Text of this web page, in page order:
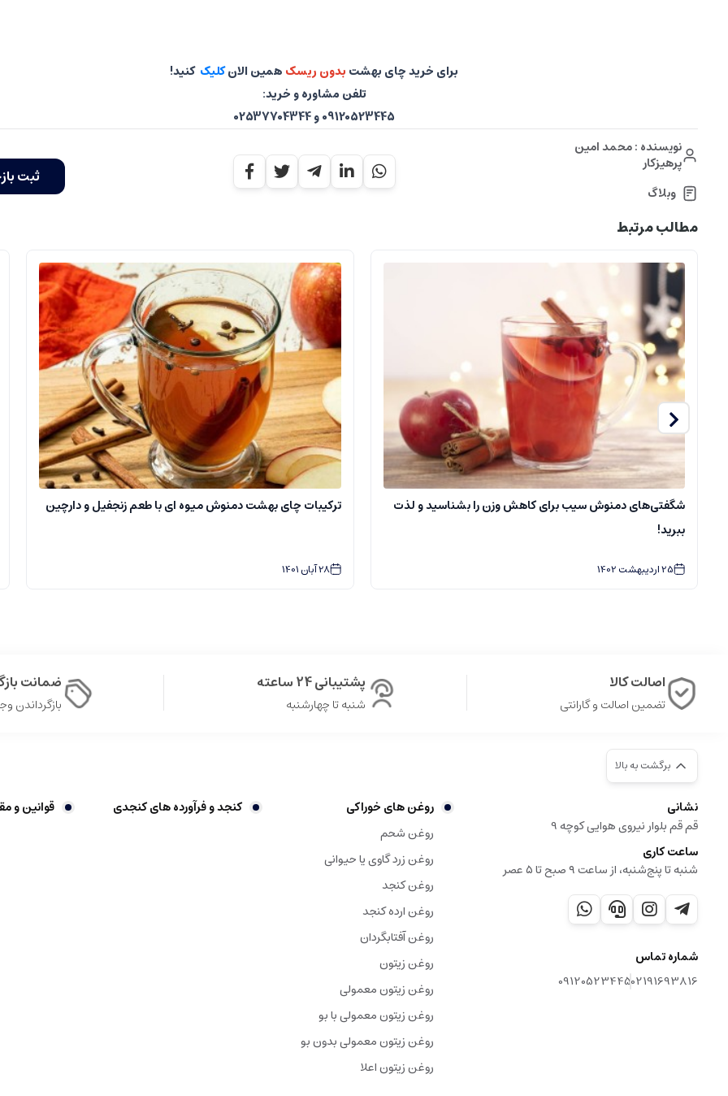
برای خرید چای بهشت بدون ریسک همین الانکلیک کنید!
تلفن مشاوره و خرید:
09120523445 و 02537704344
نویسنده : محمد امین
پرهیزکار
وبلاگ
ثبت
مطالب مرتبط
شگفتی‌های دمنوش سیب برای کاهش وزن را بشناسید و لذت
ببرید!
25اردیبهشت1402
ترکیبات چای بهشت دمنوش میوه ای با طعم زنجفیل و دارچین
28آبان1401
اصالت کالا
تضمین اصالت و گارانتی
پشتیبانی 24 ساعته
شنبه تا چهارشنبه
ضمانت
بازگرداندن وجه
برگشت به بالا
نشانی
قم قم بلوار نیروی هوایی کوچه 9
ساعت کاری
شنبه تا پنج‌شنبه، از ساعت ۹ صبح تا ۵ عصر
شماره تماس
02191693816
09120523445
روغن های خوراکی
روغن شحم
روغن زرد گاوی یا حیوانی
روغن کنجد
روغن ارده کنجد
روغن آفتابگردان
روغن زیتون
روغن زیتون معمولی
روغن زیتون معمولی با بو
روغن زیتون معمولی بدون بو
روغن زیتون اعلا
کنجد و فرآورده های کنجدی قوانین و